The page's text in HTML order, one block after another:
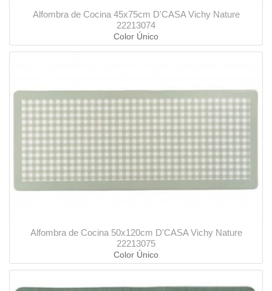
Alfombra de Cocina 45x75cm D'CASA Vichy Nature
22213074
Color Único
Alfombra de Cocina 50x120cm D'CASA Vichy Nature
22213075
Color Único